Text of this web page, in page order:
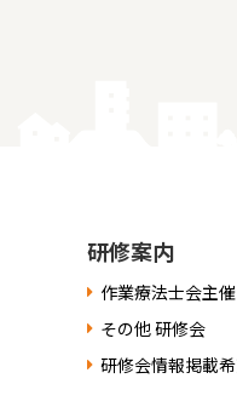
研修案内
作業療法士会主
その他 研修会
研修会情報掲載